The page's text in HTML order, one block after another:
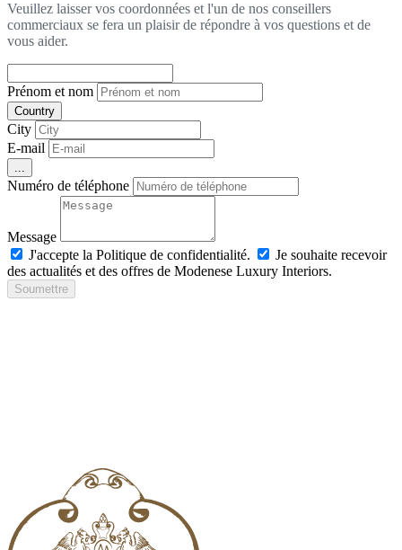
Veuillez laisser vos coordonnées et l'un de nos conseillers
commerciaux se fera un plaisir de répondre à vos questions et de
vous aider.
Prénom et nom
Country
City
E-mail
...
Numéro de téléphone
Message
J'accepte la Politique de confidentialité.
Je souhaite recevoir
des actualités et des offres de Modenese Luxury Interiors.
Soumettre